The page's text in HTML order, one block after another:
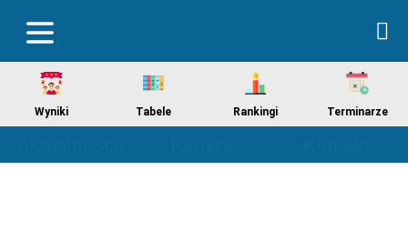
Wyniki Tabele Rankingi Terminarze